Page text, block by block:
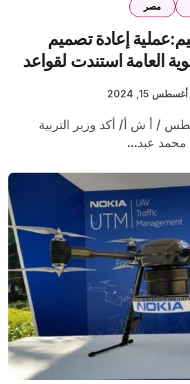
مصر
إعادة تصميم
العامة استندت لقواعد
أغسطس 15, 2024
محمد عبد...